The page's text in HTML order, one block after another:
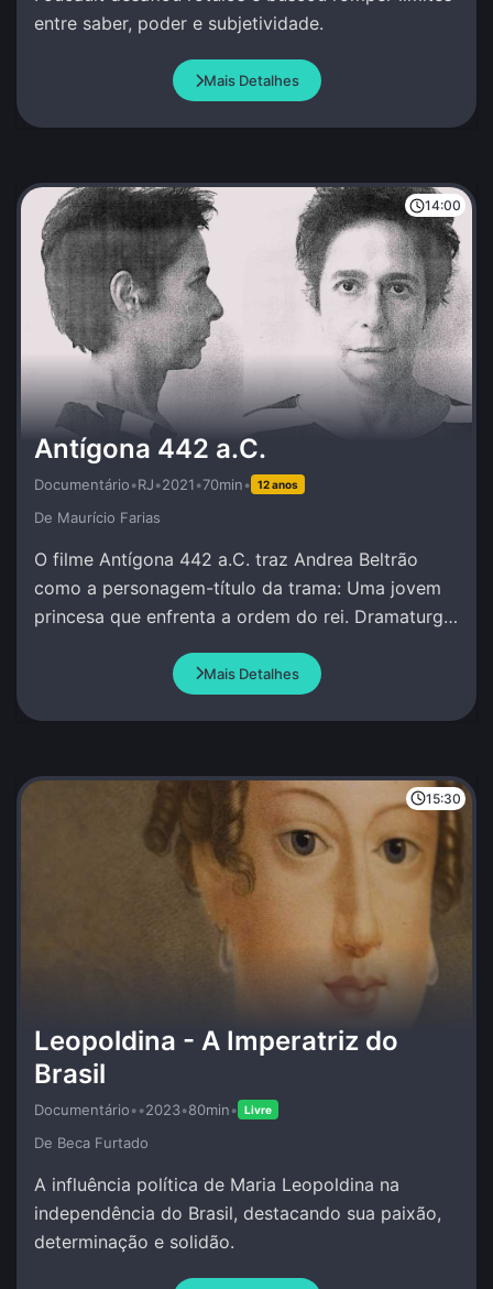
entre saber, poder e subjetividade.
Mais Detalhes
14:00
Antígona 442 a.C.
Documentário•RJ•2021•70min• 12 anos
De Maurí­cio Farias
O filme Antígona 442 a.C. traz Andrea Beltrão
como a personagem-título da trama: Uma jovem
princesa que enfrenta a ordem do rei. Dramaturgia
Mais Detalhes
15:30
Leopoldina - A Imperatriz do
Brasil
Documentário••2023•80min• Livre
De Beca Furtado
A influência política de Maria Leopoldina na
independência do Brasil, destacando sua paixão,
determinação e solidão.